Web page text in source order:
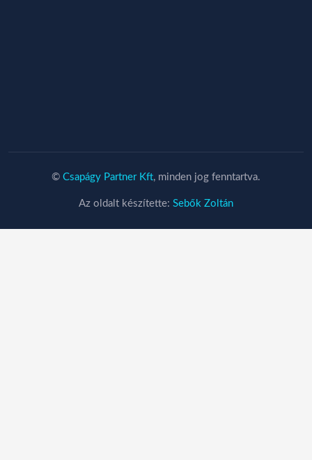
© Csapágy Partner Kft, minden jog fenntartva.
Az oldalt készítette: Sebők Zoltán